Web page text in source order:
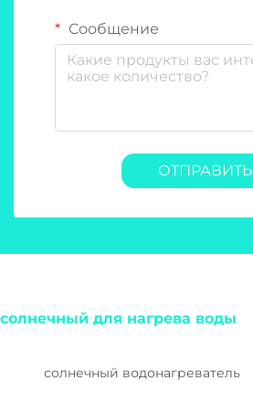
Сообщение
ОТПРАВИТЬ
солнечный для нагрева воды
солнечный водонагреватель